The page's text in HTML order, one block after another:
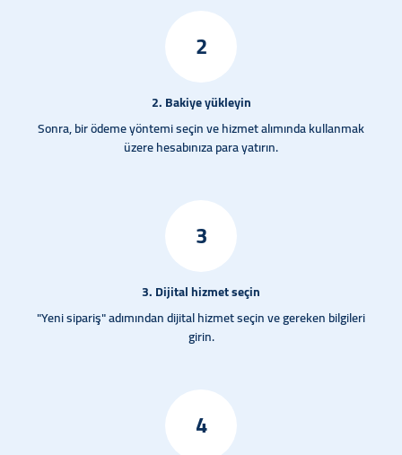
2
2. Bakiye yükleyin
Sonra, bir ödeme yöntemi seçin ve hizmet alımında kullanmak
üzere hesabınıza para yatırın.
3
3. Dijital hizmet seçin
"Yeni sipariş" adımından dijital hizmet seçin ve gereken bilgileri
girin.
4